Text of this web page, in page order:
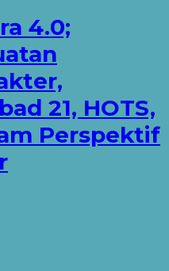
4.0;
21, HOTS,
Perspektif